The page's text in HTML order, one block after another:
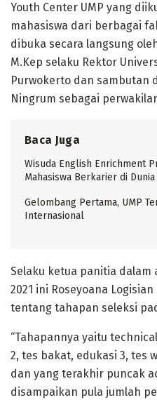
Youth Center UMP yang
mahasiswa dari berbagai
dibuka secara langsung
M.Kep selaku Rektor
Purwokerto dan sambutan
Ningrum sebagai
Baca Juga
Wisuda English Enrichment
Mahasiswa Berkarier di
Gelombang Pertama, UMP
Internasional
Selaku ketua panitia
2021 ini Roseyoana
tentang tahapan seleksi
“Tahapannya yaitu
2, tes bakat, edukasi 3, tes
dan yang terakhir puncak
disampaikan pula jumlah